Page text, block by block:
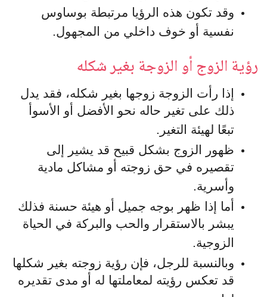
وقد تكون هذه الرؤيا مرتبطة بوساوس
نفسية أو خوف داخلي من المجهول.
رؤية الزوج أو الزوجة بغير شكله
إذا رأت الزوجة زوجها بغير شكله، فقد يدل
ذلك على تغير حاله نحو الأفضل أو الأسوأ
تبعًا لهيئة التغير.
ظهور الزوج بشكل قبيح قد يشير إلى
تقصيره في حق زوجته أو مشاكل مادية
وأسرية.
أما إذا ظهر بوجه جميل أو هيئة حسنة فذلك
يبشر بالاستقرار والحب والبركة في الحياة
الزوجية.
وبالنسبة للرجل، فإن رؤية زوجته بغير شكلها
قد تعكس رؤيته لمعاملتها له أو مدى تقديره